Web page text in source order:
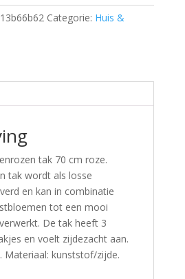
Categorie: Huis &
tak 70 cm roze.
tak wordt als losse
en kan in combinatie
tot een mooi
De tak heeft 3
en voelt zijdezacht aan.
Materiaal: kunststof/zijde.